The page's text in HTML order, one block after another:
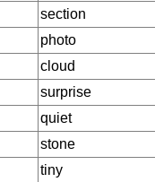
section
photo
cloud
surprise
quiet
stone
tiny